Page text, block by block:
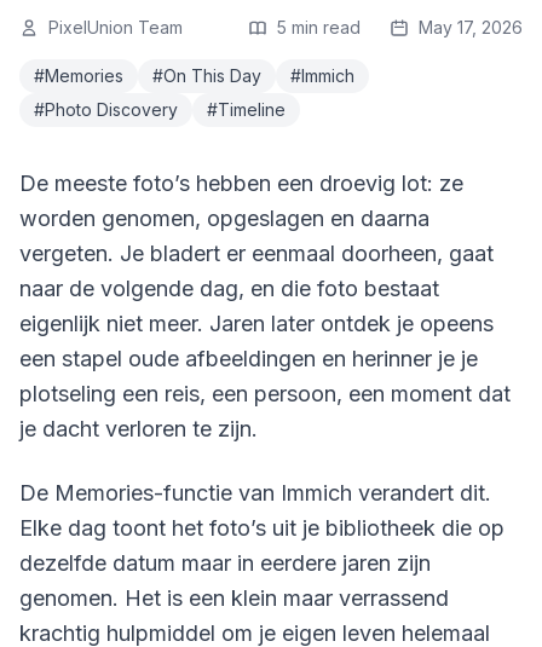
PixelUnion Team 5 min read May 17, 2026
#Memories #On This Day
#Immich
#Photo Discovery
#Timeline
De meeste foto’s hebben een droevig lot: ze
worden genomen, opgeslagen en daarna
vergeten. Je bladert er eenmaal doorheen, gaat
naar de volgende dag, en die foto bestaat
eigenlijk niet meer. Jaren later ontdek je opeens
een stapel oude afbeeldingen en herinner je je
plotseling een reis, een persoon, een moment dat
je dacht verloren te zijn.
De Memories-functie van Immich verandert dit.
Elke dag toont het foto’s uit je bibliotheek die op
dezelfde datum maar in eerdere jaren zijn
genomen. Het is een klein maar verrassend
krachtig hulpmiddel om je eigen leven helemaal